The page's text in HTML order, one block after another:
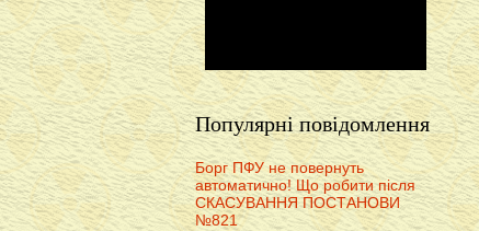
Популярні повідомлення
Борг ПФУ не повернуть
автоматично! Що робити після
СКАСУВАННЯ ПОСТАНОВИ
№821